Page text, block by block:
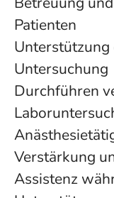
Patienten
Untersuchung
Durchführen
Verstärkung
Assistenz